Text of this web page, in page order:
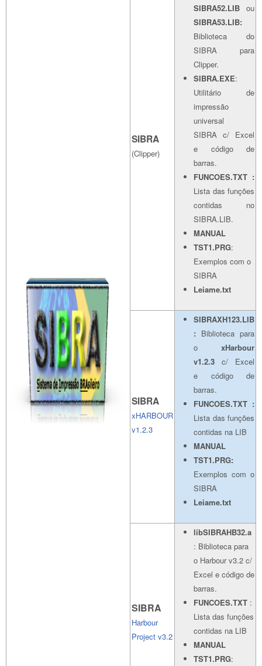
SIBRA
(Clipper)
SIBRA52.LIB ou
SIBRA53.LIB:
Biblioteca do
SIBRA para
Clipper.
SIBRA.EXE:
Utilitário de
impressão
universal
SIBRA c/ Excel
e código de
barras.
FUNCOES.TXT :
Lista das funções
contidas no
SIBRA.LIB.
MANUAL
TST1.PRG:
Exemplos com o
SIBRA
Leiame.txt
SIBRA
xHARBOUR
v1.2.3
SIBRAXH123.LIB
: Biblioteca para
o xHarbour
v1.2.3 c/ Excel
e código de
barras.
FUNCOES.TXT :
Lista das funções
contidas na LIB
MANUAL
TST1.PRG:
Exemplos com o
SIBRA
Leiame.txt
SIBRA
Harbour
Project v3.2
libSIBRAHB32.a
: Biblioteca para
o Harbour v3.2 c/
Excel e código de
barras.
FUNCOES.TXT :
Lista das funções
contidas na LIB
MANUAL
TST1.PRG: